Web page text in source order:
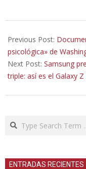
11-
29
Previous Post:
psicológica» de
Next Post: Samsung
triple: así es el Galaxy
Search
ENTRADAS RECIENTES